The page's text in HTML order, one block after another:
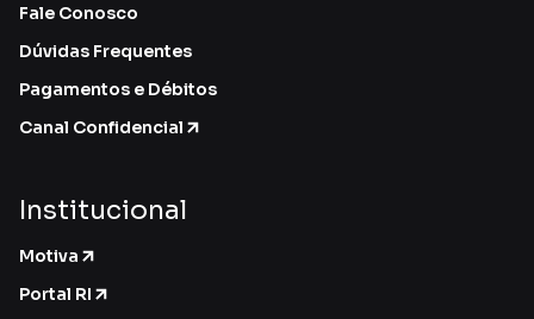
Fale Conosco
Dúvidas Frequentes
Pagamentos e Débitos
Canal Confidencial
Institucional
Motiva
Portal RI